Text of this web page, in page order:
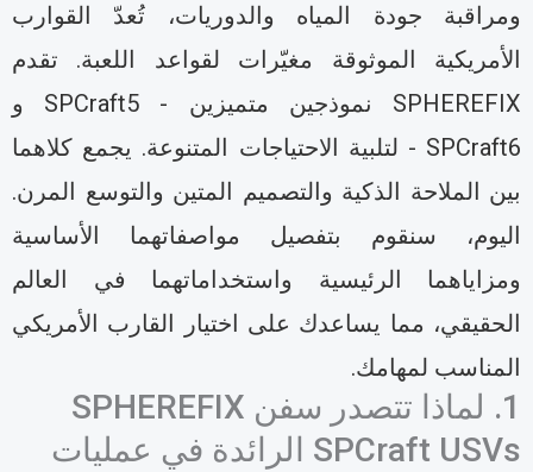
جودة المياه والدوريات، تُعدّ القوارب
الموثوقة مغيّرات لقواعد اللعبة. تقدم
SPHEREFIX نموذجين متميزين - SPCraft5 و
SPCraft6 - لتلبية الاحتياجات المتنوعة. يجمع كلاهما
الملاحة الذكية والتصميم المتين والتوسع المرن.
سنقوم بتفصيل مواصفاتهما الأساسية
الرئيسية واستخداماتهما في العالم
مما يساعدك على اختيار القارب الأمريكي
لمهامك.
1. لماذا تتصدر سفن SPHEREFIX
SPCraft USVs الرائدة في عمليات